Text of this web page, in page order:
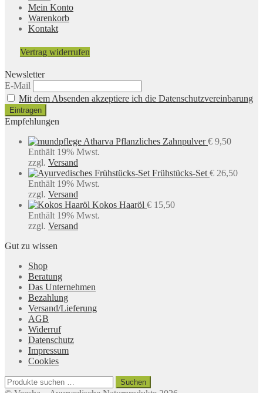
Mein Konto
Warenkorb
Kontakt
Vertrag widerrufen
Newsletter
E-Mail
Mit dem Absenden akzeptiere ich die Datenschutzvereinbarung
Empfehlungen
Atharva Pflanzliches Zahnpulver € 9,50
Enthält 19% Mwst.
zzgl. Versand
Frühstücks-Set € 26,50
Enthält 19% Mwst.
zzgl. Versand
Kokos Haaröl € 15,50
Enthält 19% Mwst.
zzgl. Versand
Gut zu wissen
Shop
Beratung
Das Unternehmen
Bezahlung
Versand/Lieferung
AGB
Widerruf
Datenschutz
Impressum
Cookies
Suchen
nach:
Suchen